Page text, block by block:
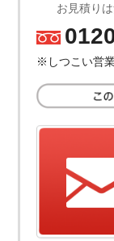
お見積り
TEL.
※しつこい営